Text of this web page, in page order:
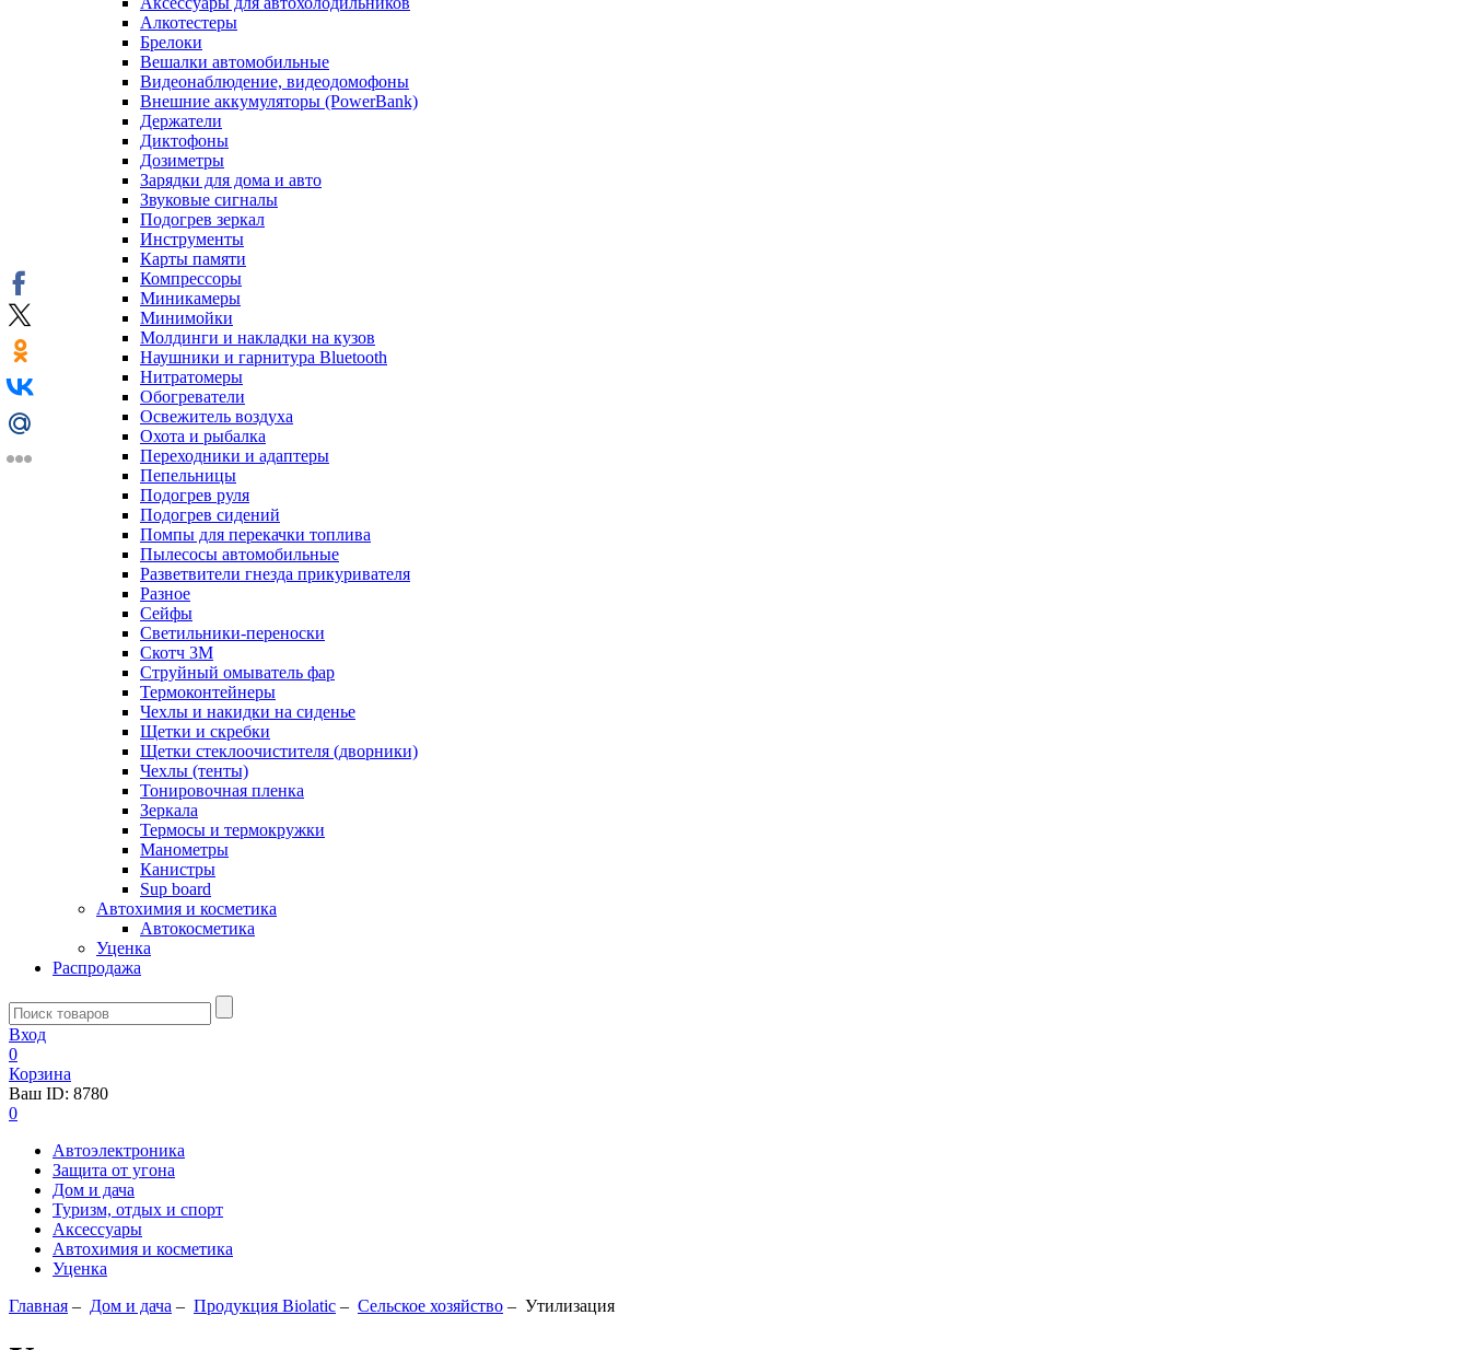
Алкотестеры
Брелоки
Вешалки автомобильные
Видеонаблюдение, видеодомофоны
Внешние аккумуляторы (PowerBank)
Держатели
Диктофоны
Дозиметры
Зарядки для дома и авто
Звуковые сигналы
Подогрев зеркал
Инструменты
Карты памяти
Компрессоры
Миникамеры
Минимойки
Молдинги и накладки на кузов
Наушники и гарнитура Bluetooth
Нитратомеры
Обогреватели
Освежитель воздуха
Охота и рыбалка
Переходники и адаптеры
Пепельницы
Подогрев руля
Подогрев сидений
Помпы для перекачки топлива
Пылесосы автомобильные
Разветвители гнезда прикуривателя
Разное
Сейфы
Светильники-переноски
Скотч 3М
Струйный омыватель фар
Термоконтейнеры
Чехлы и накидки на сиденье
Щетки и скребки
Щетки стеклоочистителя (дворники)
Чехлы (тенты)
Тонировочная пленка
Зеркалa
Термосы и термокружки
Манометры
Канистры
Sup board
Автохимия и косметика
Автокосметика
Уценка
Распродажа
Вход
0
Корзина
Ваш ID: 8780
0
Автоэлектроника
Защита от угона
Дом и дача
Туризм, отдых и спорт
Аксессуары
Автохимия и косметика
Уценка
Главная – Дом и дача – Продукция Biolatic – Сельское хозяйство – Утилизация